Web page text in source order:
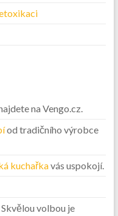
na Vengo.cz.
od tradičního výrobce
kuchařkavás uspokojí.
volbou je